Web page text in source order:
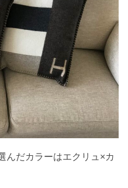
んだカラーはエクリュ×カ